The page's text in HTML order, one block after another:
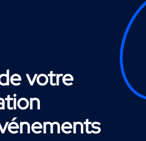
votre